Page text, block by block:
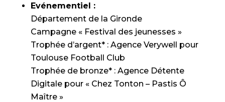
Evénementiel :
Département de la Gironde
Campagne « Festival des jeunesses »
Trophée d’argent* : Agence Verywell pour
Toulouse Football Club
Trophée de bronze* : Agence Détente
Digitale pour « Chez Tonton – Pastis Ô
Maître »